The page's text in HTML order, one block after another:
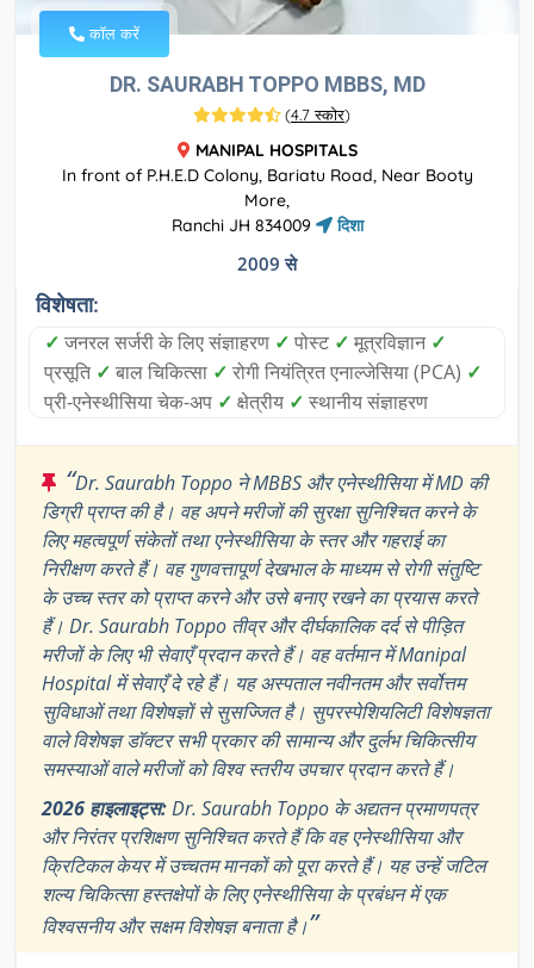
कॉल करें
DR. SAURABH TOPPO MBBS, MD
(4.7 स्कोर)
MANIPAL HOSPITALS
In front of P.H.E.D Colony, Bariatu Road, Near Booty
More,
Ranchi JH 834009
दिशा
2009 से
विशेषता:
✓ जनरल सर्जरी के लिए संज्ञाहरण ✓ पोस्ट ✓ मूत्रविज्ञान ✓
प्रसूति ✓ बाल चिकित्सा ✓ रोगी नियंत्रित एनाल्जेसिया (PCA) ✓
प्री-एनेस्थीसिया चेक-अप ✓ क्षेत्रीय ✓ स्थानीय संज्ञाहरण
“Dr. Saurabh Toppo ने MBBS और एनेस्थीसिया में MD की
डिग्री प्राप्त की है। वह अपने मरीजों की सुरक्षा सुनिश्चित करने के
लिए महत्वपूर्ण संकेतों तथा एनेस्थीसिया के स्तर और गहराई का
निरीक्षण करते हैं। वह गुणवत्तापूर्ण देखभाल के माध्यम से रोगी संतुष्टि
के उच्च स्तर को प्राप्त करने और उसे बनाए रखने का प्रयास करते
हैं। Dr. Saurabh Toppo तीव्र और दीर्घकालिक दर्द से पीड़ित
मरीजों के लिए भी सेवाएँ प्रदान करते हैं। वह वर्तमान में Manipal
Hospital में सेवाएँ दे रहे हैं। यह अस्पताल नवीनतम और सर्वोत्तम
सुविधाओं तथा विशेषज्ञों से सुसज्जित है। सुपरस्पेशियलिटी विशेषज्ञता
वाले विशेषज्ञ डॉक्टर सभी प्रकार की सामान्य और दुर्लभ चिकित्सीय
समस्याओं वाले मरीजों को विश्व स्तरीय उपचार प्रदान करते हैं।
2026 हाइलाइट्स:Dr. Saurabh Toppo के अद्यतन प्रमाणपत्र
और निरंतर प्रशिक्षण सुनिश्चित करते हैं कि वह एनेस्थीसिया और
क्रिटिकल केयर में उच्चतम मानकों को पूरा करते हैं। यह उन्हें जटिल
शल्य चिकित्सा हस्तक्षेपों के लिए एनेस्थीसिया के प्रबंधन में एक
विश्वसनीय और सक्षम विशेषज्ञ बनाता है।”